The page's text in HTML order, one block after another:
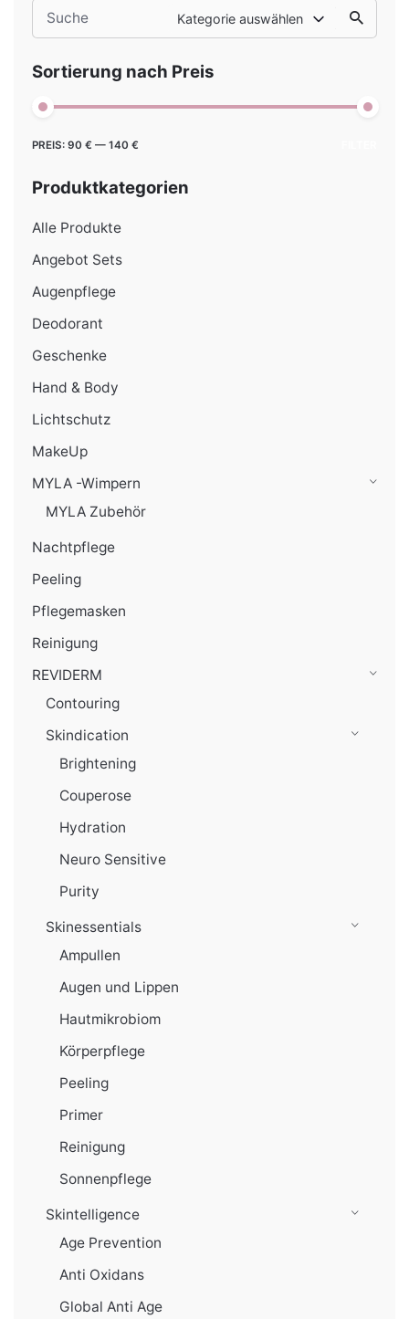
Search
for
Kategorie auswählen
Sortierung nach Preis
Min.
Max.
PREIS: 90 € — 140 €
Produktkategorien
Alle Produkte
Angebot Sets
Augenpflege
Deodorant
Geschenke
Hand & Body
Lichtschutz
MakeUp
MYLA -Wimpern
MYLA Zubehör
Nachtpflege
Peeling
Pflegemasken
Reinigung
REVIDERM
Contouring
Skindication
Brightening
Couperose
Hydration
Neuro Sensitive
Purity
Skinessentials
Ampullen
Augen und Lippen
Hautmikrobiom
Körperpflege
Peeling
Primer
Reinigung
Sonnenpflege
Skintelligence
Age Prevention
Anti Oxidans
Global Anti Age